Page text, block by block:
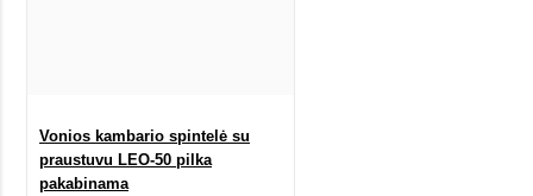
Vonios kambario spintelė su
praustuvu LEO-50 pilka
pakabinama